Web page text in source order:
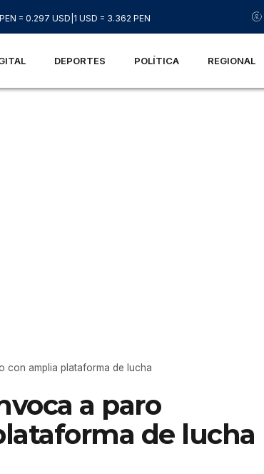
= 0.297 USD 1 USD = 3.362 PEN
DEPORTES POLÍTICA REGIONAL
con amplia plataforma de lucha
a paro
de lucha